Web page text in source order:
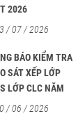
2026
/ 07 / 2026
BÁO KIỂM TRA
SÁT XẾP LỚP
LỚP CLC NĂM
2026 - 2027
/ 06 / 2026